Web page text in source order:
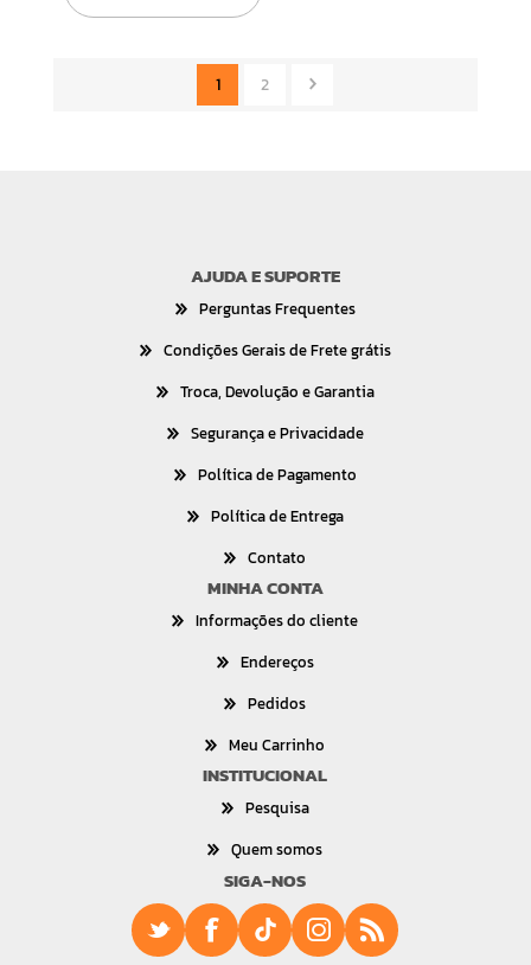
1 2
AJUDA E SUPORTE
Perguntas Frequentes
Condições Gerais de Frete grátis
Troca, Devolução e Garantia
Segurança e Privacidade
Política de Pagamento
Política de Entrega
Contato
MINHA CONTA
Informações do cliente
Endereços
Pedidos
Meu Carrinho
INSTITUCIONAL
Pesquisa
Quem somos
SIGA-NOS